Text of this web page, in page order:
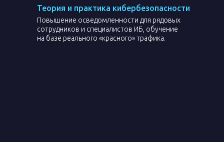
Теория и практика кибербезопасности
Повышение осведомленности для рядовых
сотрудников и специалистов ИБ, обучение
на базе реального «красного» трафика.